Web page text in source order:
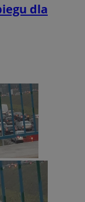
dla